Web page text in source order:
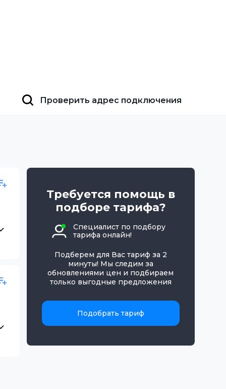
Проверить адрес подключения
Требуется помощь в
подборе тарифа?
Специалист по подбору
тарифа онлайн!
Подберем для Вас тариф за 2
минуты! Мы следим за
обновлениями цен и подбираем
только выгодные предложения
Подобрать тариф